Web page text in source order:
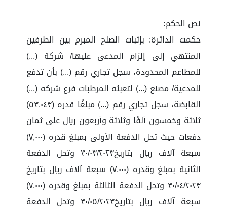
نص الحكم:
حكمت الدائرة: بإثبات الصلح المبرم بين الطرفين
المنتهي إلى إلزام المدعى عليها/ شركة (...)
للمطاعم المحدودة، سجل تجاري رقم (...) بأن تدفع
للمدعية/ مصنع (...) لتعبئه المرطبات فرع شركه (...)
القابضة، سجل تجاري رقم (...) مبلغًا قدره (٥٣.٠٤٣)
ثلاثة وخمسون ألفًا وثلاثة وأربعون ريال على ثمان
دفعات حيث تحل الدفعة الأولى بمبلغ قدره (٧,٠٠٠)
سبعة آلاف ريال بتاريخ٣٠/٠٣/٢٠٢٣ وتحل الدفعة
الثانية بمبلغ وقدره (٧,٠٠٠) سبعة آلاف ريال بتاريخ
٣٠/٠٤/٢٠٢٣ وتحل الدفعة الثالثة بمبلغ وقدره (٧,٠٠٠)
سبعة آلاف ريال بتاريخ٣٠/٠٥/٢٠٢٣ وتحل الدفعة